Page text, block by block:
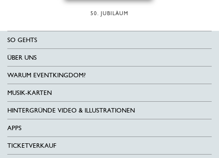
50. JUBILÄUM
SO GEHTS
ÜBER UNS
WARUM EVENTKINGDOM?
MUSIK-KARTEN
HINTERGRÜNDE VIDEO & ILLUSTRATIONEN
APPS
TICKETVERKAUF